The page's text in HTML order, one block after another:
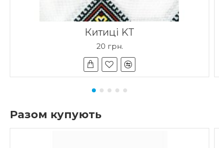
Китиці KT
20 грн.
Разом купують